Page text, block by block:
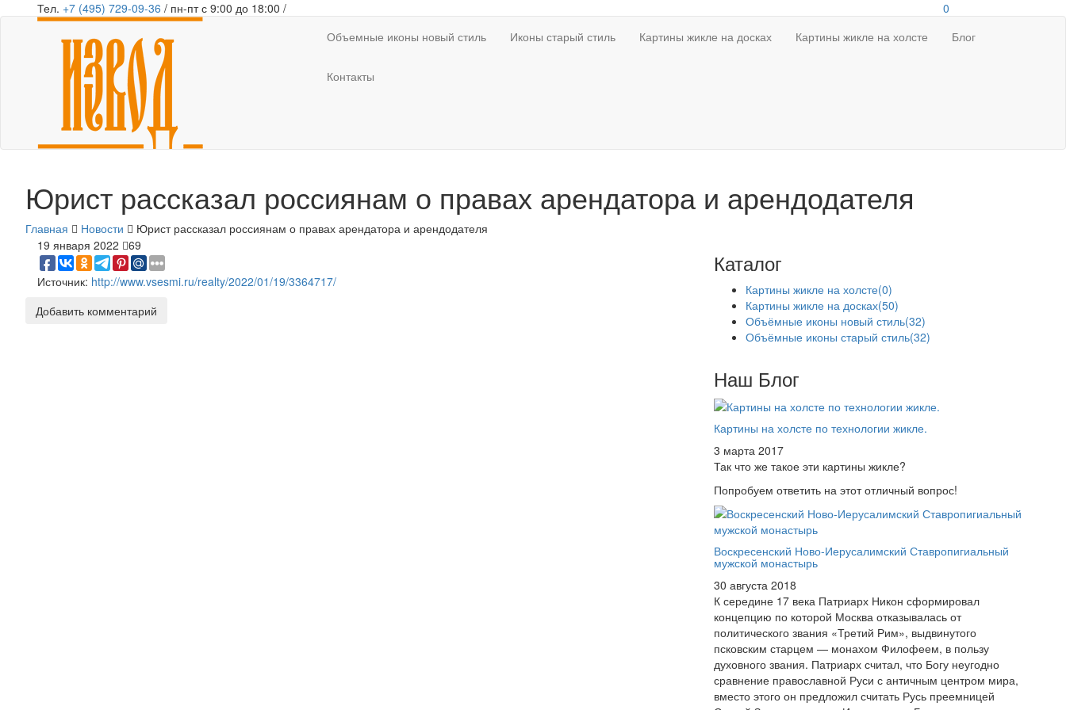
Тел. +7 (495) 729-09-36 / пн-пт с 9:00 до 18:00 /
0
Объемные иконы новый стиль
Иконы старый стиль Картины жикле на досках Картины жикле на холсте Блог
Контакты
Юрист рассказал россиянам о правах арендатора и арендодателя
Главная Новости
Юрист рассказал россиянам о правах арендатора и арендодателя
19 января 2022
69
Источник: http://www.vsesmi.ru/realty/2022/01/19/3364717/
Добавить комментарий
Каталог
Картины жикле на холсте(0)
Картины жикле на досках(50)
Объёмные иконы новый стиль(32)
Объёмные иконы старый стиль(32)
Наш Блог
Картины на холсте по технологии жикле.
3 марта 2017
Так что же такое эти картины жикле?
Попробуем ответить на этот отличный вопрос!
Воскресенский Ново-Иерусалимский Ставропигиальный
мужской монастырь
30 августа 2018
К середине 17 века Патриарх Никон сформировал
концепцию по которой Москва отказывалась от
политического звания «Третий Рим», выдвинутого
псковским старцем — монахом Филофеем, в пользу
духовного звания. Патриарх считал, что Богу неугодно
сравнение православной Руси с античным центром мира,
вместо этого он предложил считать Русь преемницей